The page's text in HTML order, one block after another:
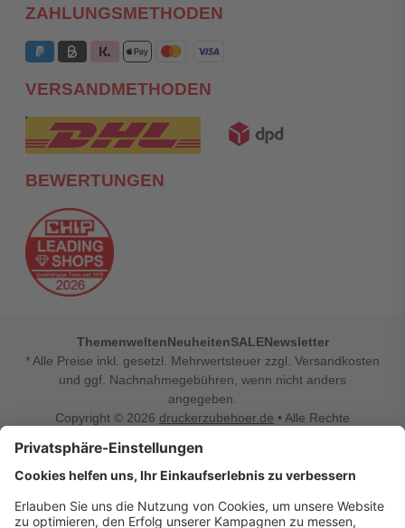
ZAHLUNGSMETHODEN
VERSANDMETHODEN
BEWERTUNGEN
ThemenweltenNeuheitenSALENewsletter
* Alle Preise inkl. gesetzl. Mehrwertsteuer zzgl. Versandkosten
und ggf. Nachnahmegebühren, wenn nicht anders
angegeben.
Copyright © 2026 druckerzubehoer.de • Alle Rechte
Vertrag widerrufen
Druckerzubehoer.de – preiswerte Qualität für Ihr Office
Sie sind auf der Suche nach dem passenden Druckerzubehör
oder Zubehör für das Büro, den Computer oder Ihr